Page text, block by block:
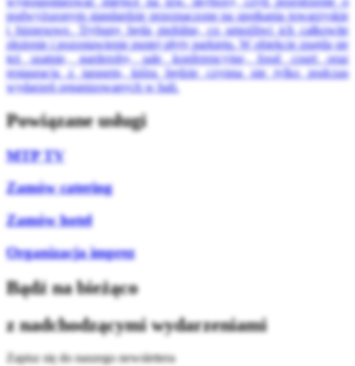
podwyższonym standardzie przeznaczone na spotkania towarzyskie
i biznesowe. Trybuny będą mobilne, co umożliwi ich całkowite
złożenie i pozostawienie pustej płyty parkietu. W obiekcie znajdą się
też szatnie, garderoby, sale konferencyjne, food court oraz
restauracja z tarasem, która będzie czynna nie tylko podczas
wydarzeń organizowanych w hali.
Powiązane usługi
MTP TV
Zamów catering
Zamów hotel
Organizacja imprez
Bądź na bieżąco
z nadchodzącymi wydarzeniami
Zapisz się do naszego newslettera